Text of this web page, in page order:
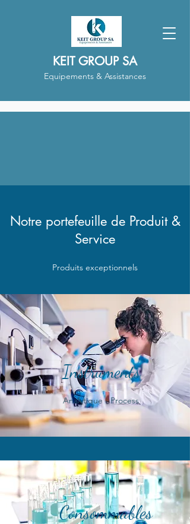
KEIT GROUP SA
Equipements & Assistances
Notre portefeuille de Produit &
Service
Produits exceptionnels
Consommables
Instruments
Analytique - Process